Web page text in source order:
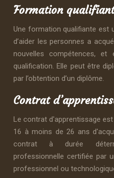
Formation
Une formation qualifiante est
d’aider les personnes a
nouvelles compétences, et
qualification. Elle peut être
par l’obtention d’un diplôme.
Contrat
Le contrat d'apprentissage
16 à moins de 26 ans
contrat à durée
professionnelle certifiée par
professionnel ou